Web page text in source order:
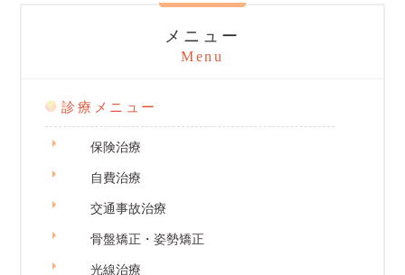
メニュー
Menu
診療メニュー
保険治療
自費治療
交通事故治療
骨盤矯正・姿勢矯正
光線治療